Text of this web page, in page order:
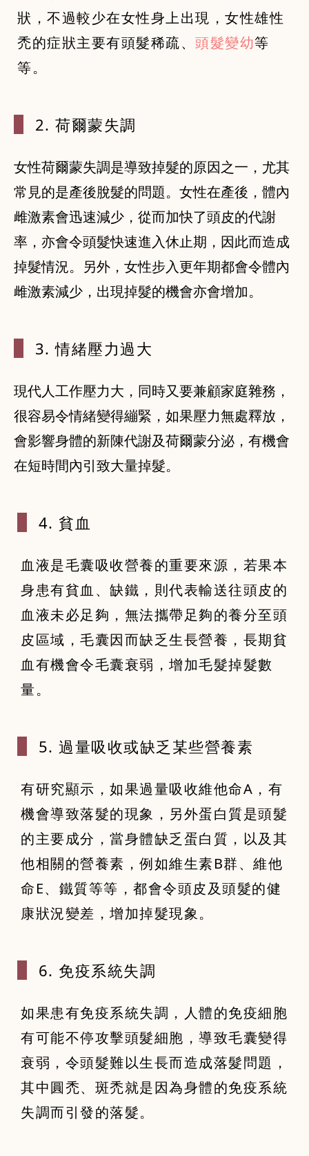
狀，不過較少在女性身上出現，女性雄性
禿的症狀主要有頭髮稀疏、 頭髮變幼等
等。
2. 荷爾蒙失調
女性荷爾蒙失調是導致掉髮的原因之一，尤其
常見的是產後脫髮的問題。女性在產後，體內
雌激素會迅速減少，從而加快了頭皮的代謝
率，亦會令頭髮快速進入休止期，因此而造成
掉髮情況。另外，女性步入更年期都會令體內
雌激素減少，出現掉髮的機會亦會增加。
3. 情緒壓力過大
現代人工作壓力大，同時又要兼顧家庭雜務，
很容易令情緒變得繃緊，如果壓力無處釋放，
會影響身體的新陳代謝及荷爾蒙分泌，有機會
在短時間內引致大量掉髮。
4. 貧血
血液是毛囊吸收營養的重要來源，若果本
身患有貧血、缺鐵，則代表輸送往頭皮的
血液未必足夠，無法攜帶足夠的養分至頭
皮區域，毛囊因而缺乏生長營養，長期貧
血有機會令毛囊衰弱，增加毛髮掉髮數
量。
5. 過量吸 收或缺乏某些營養素
有研究顯示，如果過量吸收維他命A，有
機會導致落髮的現象，另外蛋白質是頭髮
的主要成分，當身體缺乏蛋白質，以及其
他相關的營養素，例如維生素B群、維他
命E、鐵質等等，都會令頭皮及頭髮的健
康狀況變差，增加掉髮現象。
6. 免疫系統失調
如果患有免疫系統失調，人體的免疫細胞
有可能不停攻擊頭髮細胞，導致毛囊變得
衰弱，令頭髮難以生長而造成落髮問題，
其中圓禿、斑禿就是因為身體的免疫系統
失調而引發的落髮。